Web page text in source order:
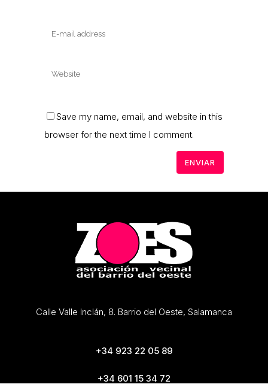
Save my name, email, and website in this
browser for the next time I comment.
Calle Valle Inclán, 8. Barrio del Oeste, Salamanca
+34 923 22 05 89
+34 601 15 34 72